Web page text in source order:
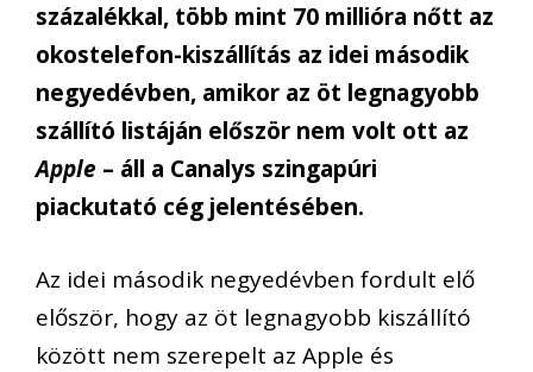
százalékkal, több mint 70 millióra nőtt az
okostelefon-kiszállítás az idei második
negyedévben, amikor az öt legnagyobb
szállító listáján először nem volt ott az
Apple – áll a Canalys szingapúri
piackutató cég jelentésében.
Az idei második negyedévben fordult elő
először, hogy az öt legnagyobb kiszállító
között nem szerepelt az Apple és